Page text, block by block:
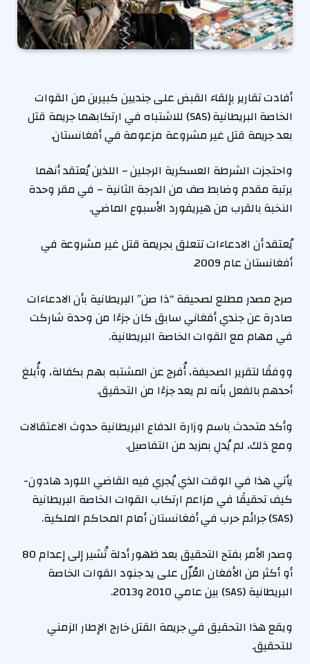
أفادت تقارير بإلقاء القبض على جنديين كبيرين من القوات
الخاصة البريطانية (SAS) للاشتباه في ارتكابهما جريمة قتل
بعد جريمة قتل غير مشروعة مزعومة في أفغانستان.
واحتجزت الشرطة العسكرية الرجلين – اللذين يُعتقد أنهما
برتبة مقدم وضابط صف من الدرجة الثانية – في مقر وحدة
النخبة بالقرب من هيريفورد الأسبوع الماضي.
يُعتقد أن الادعاءات تتعلق بجريمة قتل غير مشروعة في
أفغانستان عام 2009.
صرح مصدر مطلع لصحيفة “ذا صن” البريطانية بأن الادعاءات
صادرة عن جندي أفغاني سابق كان جزءًا من وحدة شاركت
في مهام مع القوات الخاصة البريطانية.
ووفقًا لتقرير الصحيفة، أُفرج عن المشتبه بهم بكفالة، وأُبلغ
أحدهم بالفعل بأنه لم يعد جزءًا من التحقيق.
وأكد متحدث باسم وزارة الدفاع البريطانية حدوث الاعتقالات
ومع ذلك، لم يُدلِ بمزيد من التفاصيل.
يأتي هذا في الوقت الذي يُجري فيه القاضي اللورد هادون-
كيف تحقيقًا في مزاعم ارتكاب القوات الخاصة البريطانية
(SAS) جرائم حرب في أفغانستان أمام المحاكم الملكية.
وصدر الأمر بفتح التحقيق بعد ظهور أدلة تُشير إلى إعدام 80
أو أكثر من الأفغان العُزّل على يد جنود القوات الخاصة
البريطانية (SAS) بين عامي 2010 و2013.
ويقع هذا التحقيق في جريمة القتل خارج الإطار الزمني
للتحقيق.